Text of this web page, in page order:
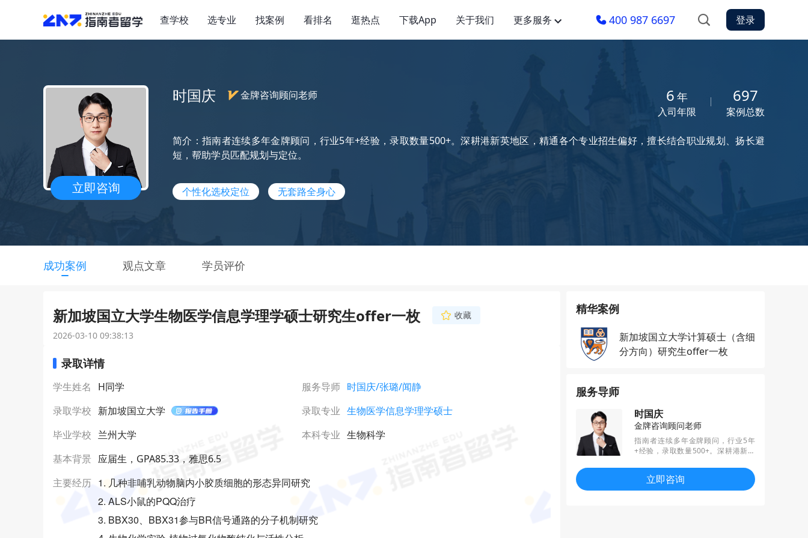
查学校 选专业 找案例 看排名 逛热点 下载App 关于我们 更多服务 400 987 6697 登录
立即咨询
时国庆 金牌咨询顾问老师 6 年
入司年限
697
案例总数
简介：指南者连续多年金牌顾问，行业5年+经验，录取数量500+。深耕港新英地区，精通各个专业招生偏好，擅长结合职业规划、扬长避
短，帮助学员匹配规划与定位。
个性化选校定位 无套路全身心
成功案例 观点文章 学员评价
新加坡国立大学生物医学信息学理学硕士研究生offer一枚
收藏
2026-03-10 09:38:13
录取详情
学生姓名 H同学 服务导师 时国庆/张璐/闻静
录取学校 新加坡国立大学 录取专业 生物医学信息学理学硕士
毕业学校 兰州大学 本科专业 生物科学
基本背景 应届生，GPA85.33，雅思6.5
主要经历 1. 几种非哺乳动物脑内小胶质细胞的形态异同研究
2. ALS小鼠的PQQ治疗
3. BBX30、BBX31参与BR信号通路的分子机制研究
精华案例
新加坡国立大学计算硕士（含细
分方向）研究生offer一枚
服务导师
时国庆
金牌咨询顾问老师
指南者连续多年金牌顾问，行业5年
+经验，录取数量500+。深耕港新英
结合职业规划、扬长避短，帮助学员
匹配规划与定位。
立即咨询